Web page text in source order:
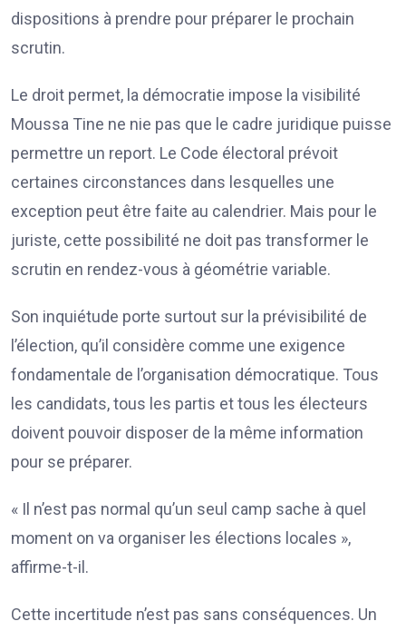
dispositions à prendre pour préparer le prochain
scrutin.
Le droit permet, la démocratie impose la visibilité
Moussa Tine ne nie pas que le cadre juridique puisse
permettre un report. Le Code électoral prévoit
certaines circonstances dans lesquelles une
exception peut être faite au calendrier. Mais pour le
juriste, cette possibilité ne doit pas transformer le
scrutin en rendez-vous à géométrie variable.
Son inquiétude porte surtout sur la prévisibilité de
l’élection, qu’il considère comme une exigence
fondamentale de l’organisation démocratique. Tous
les candidats, tous les partis et tous les électeurs
doivent pouvoir disposer de la même information
pour se préparer.
« Il n’est pas normal qu’un seul camp sache à quel
moment on va organiser les élections locales »,
affirme-t-il.
Cette incertitude n’est pas sans conséquences. Un